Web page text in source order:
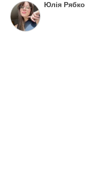
Юлія Рябко